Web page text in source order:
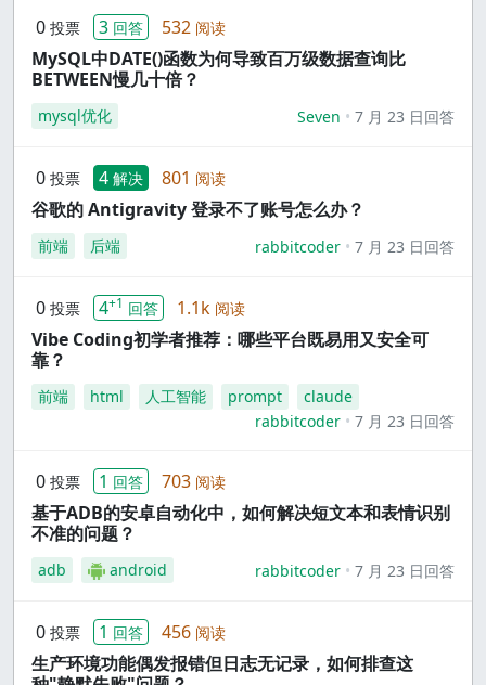
0 投票 3 回答 532 阅读
MySQL中DATE()函数为何导致百万级数据查询比
BETWEEN慢几十倍？
mysql优化 Seven 7 月 23 日回答
0 投票 4 解决 801 阅读
谷歌的 Antigravity 登录不了账号怎么办？
前端 后端 rabbitcoder 7 月 23 日回答
0 投票 4+1 回答 1.1k 阅读
Vibe Coding初学者推荐：哪些平台既易用又安全可
靠？
前端 html 人工智能 prompt
claude
rabbitcoder
7 月 23 日回答
0 投票 1 回答 703 阅读
基于ADB的安卓自动化中，如何解决短文本和表情识别
不准的问题？
adb android rabbitcoder 7 月 23 日回答
0 投票 1 回答 456 阅读
生产环境功能偶发报错但日志无记录，如何排查这